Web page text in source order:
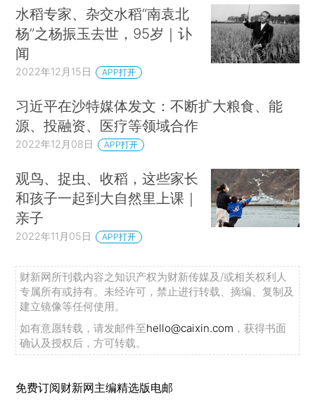
水稻专家、杂交水稻“南袁北
杨”之杨振玉去世，95岁｜讣
闻
2022年12月15日 APP打开
习近平在沙特媒体发文：不断扩大粮食、能
源、投融资、医疗等领域合作
2022年12月08日 APP打开
观鸟、捉虫、收稻，这些家长
和孩子一起到大自然里上课｜
亲子
2022年11月05日 APP打开
财新网所刊载内容之知识产权为财新传媒及/或相关权利人
专属所有或持有。未经许可，禁止进行转载、摘编、复制及
建立镜像等任何使用。
如有意愿转载，请发邮件至hello@caixin.com ，获得书面
确认及授权后，方可转载。
免费订阅财新网主编精选版电邮